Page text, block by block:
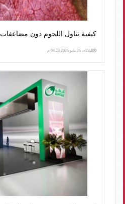
كيفية تناول اللحوم دون مضاعفات
الثلاثاء، 26 مايو 2026 04:23 م